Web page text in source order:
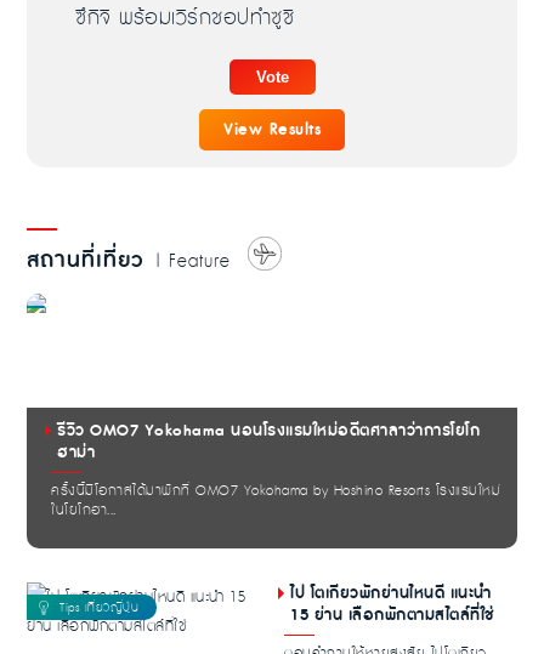
ซึกิจิ พร้อมเวิร์กชอปทำซูชิ
View Results
สถานที่เที่ยว | Feature
รีวิว OMO7 Yokohama นอนโรงแรมใหม่อดีตศาลาว่าการโยโก
ฮาม่า
ครั้งนี้มีโอกาสได้มาพักที่ OMO7 Yokohama by Hoshino Resorts โรงแรมใหม่
ในโยโกฮา...
ไป โตเกียวพักย่านไหนดี แนะนำ
15 ย่าน เลือกพักตามสไตล์ที่ใช่